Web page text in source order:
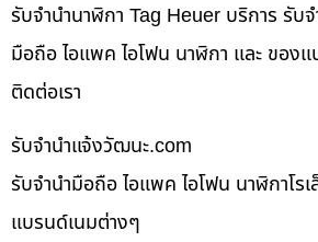
รับจำนำนาฬิกา Tag Heuer บริการ รับ
มือถือ ไอแพค ไอโฟน นาฬิกา และ ของ
ติดต่อเรา
รับจํานําแจ้งวัฒนะ.com
รับจำนำมือถือ ไอแพค ไอโฟน นาฬิกาโร
แบรนด์เนมต่างๆ